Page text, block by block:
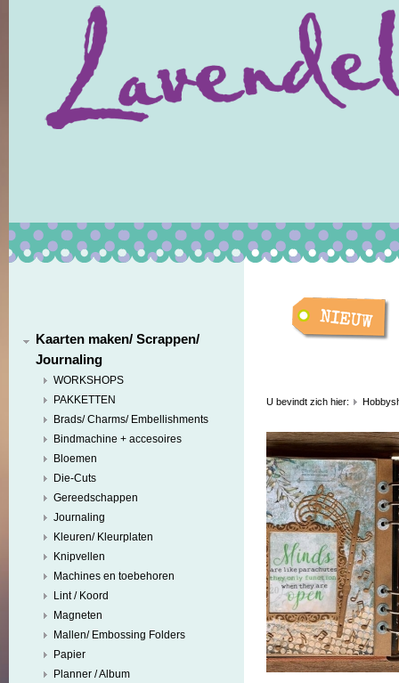
Kaarten maken/ Scrappen/
Journaling
WORKSHOPS
PAKKETTEN
Brads/ Charms/ Embellishments
Bindmachine + accesoires
Bloemen
Die-Cuts
Gereedschappen
Journaling
Kleuren/ Kleurplaten
Knipvellen
Machines en toebehoren
Lint / Koord
Magneten
Mallen/ Embossing Folders
Papier
Planner / Album
U bevindt zich hier: